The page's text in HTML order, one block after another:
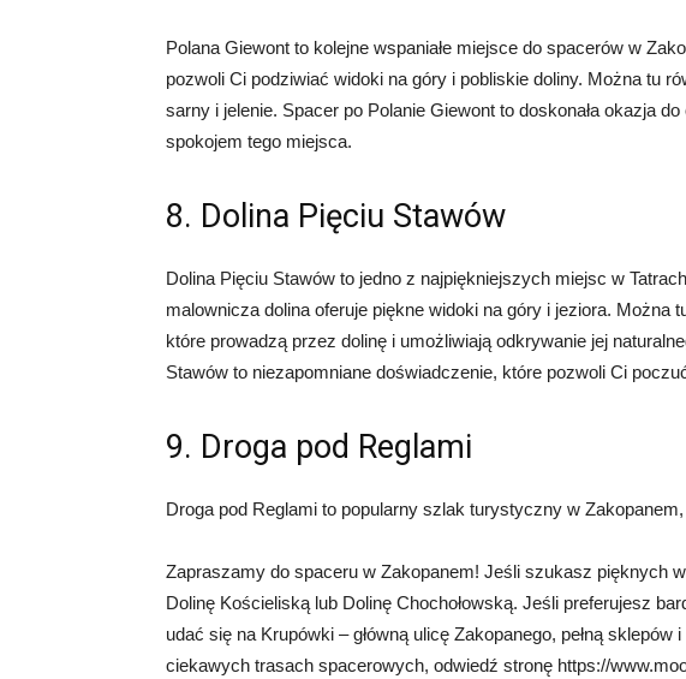
Polana Giewont to kolejne wspaniałe miejsce do spacerów w
pozwoli Ci podziwiać widoki na góry i pobliskie doliny. Można tu
sarny i jelenie. Spacer po Polanie Giewont to doskonała okazja
spokojem tego miejsca.
8. Dolina Pięciu Stawów
Dolina Pięciu Stawów to jedno z najpiękniejszych miejsc w
malownicza dolina oferuje piękne widoki na góry i jeziora. Można
które prowadzą przez dolinę i umożliwiają odkrywanie jej
Stawów to niezapomniane doświadczenie, które pozwoli Ci
9. Droga pod Reglami
Droga pod Reglami to popularny szlak turystyczny w
Zapraszamy do spaceru w Zakopanem! Jeśli szukasz pięknych
Dolinę Kościeliską lub Dolinę Chochołowską. Jeśli preferujesz
udać się na Krupówki – główną ulicę Zakopanego, pełną
ciekawych trasach spacerowych, odwiedź stronę https://